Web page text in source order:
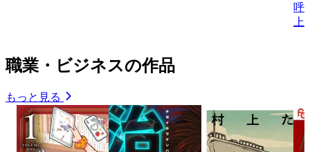
呼
職業・ビジネスの作品
もっと見る